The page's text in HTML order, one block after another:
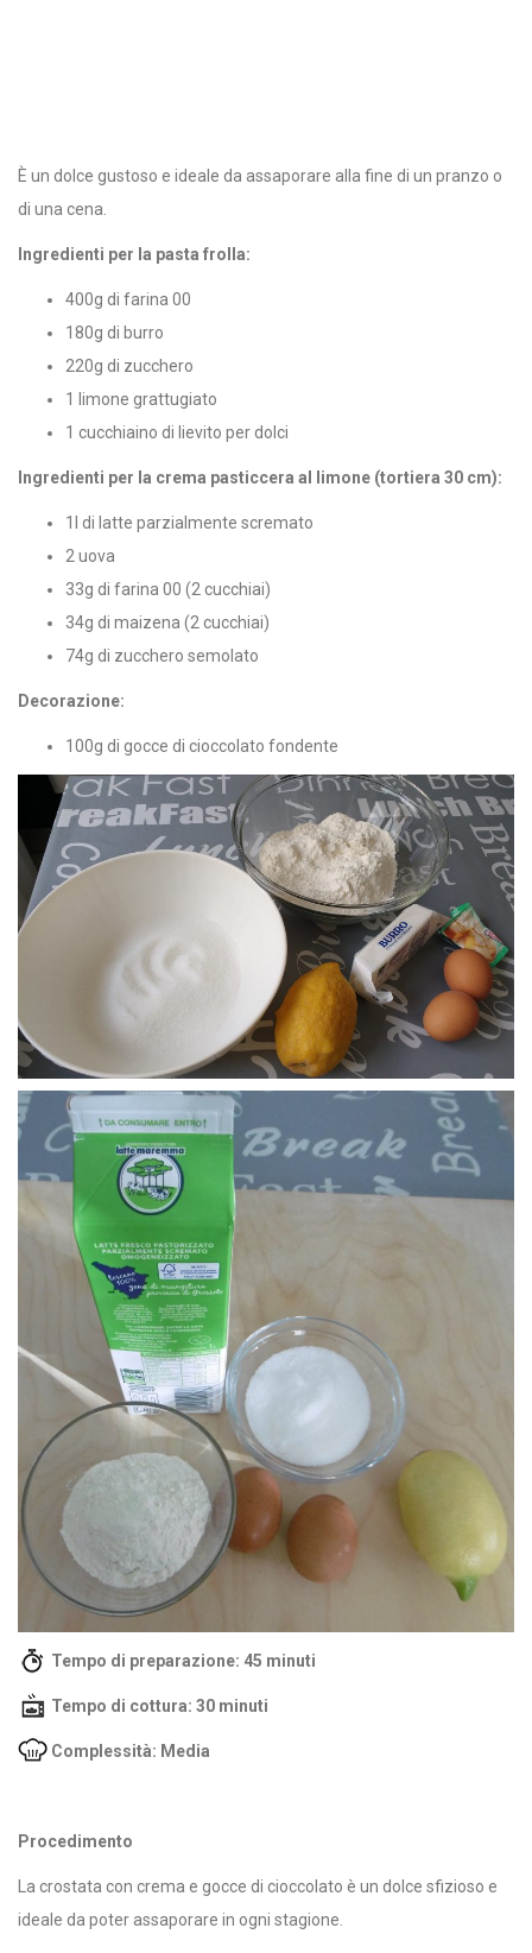
È un dolce gustoso e ideale da assaporare alla fine di un pranzo o
di una cena.
Ingredienti per la pasta frolla:
400g di farina 00
180g di burro
220g di zucchero
1 limone grattugiato
1 cucchiaino di lievito per dolci
Ingredienti per la crema pasticcera al limone (tortiera 30 cm):
1l di latte parzialmente scremato
2 uova
33g di farina 00 (2 cucchiai)
34g di maizena (2 cucchiai)
74g di zucchero semolato
Decorazione:
100g di gocce di cioccolato fondente
Tempo di preparazione: 45 minuti
Tempo di cottura: 30 minuti
Complessità: Media
Procedimento
La crostata con crema e gocce di cioccolato è un dolce sfizioso e
ideale da poter assaporare in ogni stagione.